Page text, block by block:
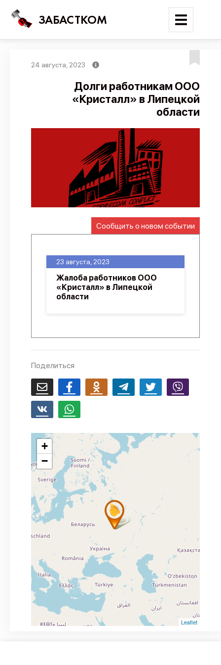
ЗАБАСТКОМ
Поиск
Карта событий
Трудовые конфликты
Отчеты
Предложить публикацию
Справочник
API
О проекте
24 августа, 2023
Долги работникам ООО
«Кристалл» в Липецкой
области
Сообщить о новом событии
23 августа, 2023
Жалоба работников ООО
«Кристалл» в Липецкой
области
Поделиться
+
−
Leaflet